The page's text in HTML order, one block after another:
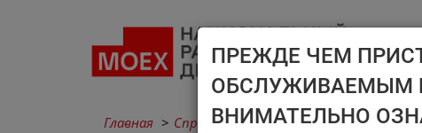
Главная Справочники Ценные бумаги
ПРЕЖДЕ ЧЕМ
ОБСЛУЖИВАЕМЫМ
ВНИМАТЕЛЬНО